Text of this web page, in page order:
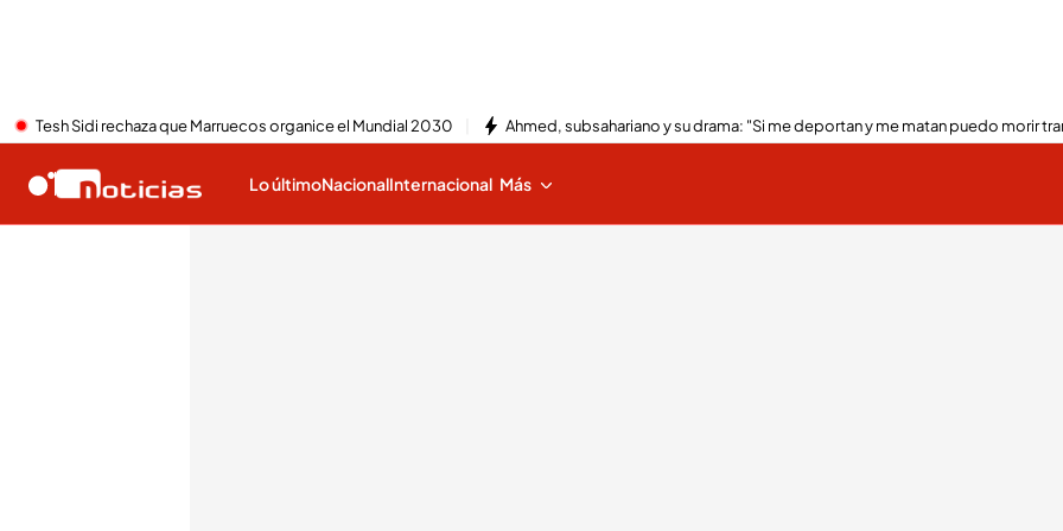
Tesh Sidi rechaza que Marruecos organice el Mundial 2030 Ahmed, subsahariano y su drama: "Si me deportan y me matan puedo morir
Lo últimoNacionalInternacional Más